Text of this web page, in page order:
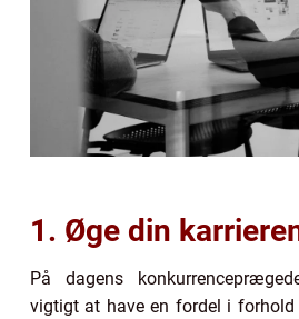
1. Øge din
På dagens
vigtigt at have en fordel i forhold